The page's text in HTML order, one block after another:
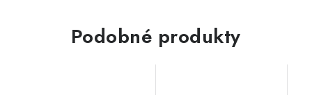
Podobné produkty